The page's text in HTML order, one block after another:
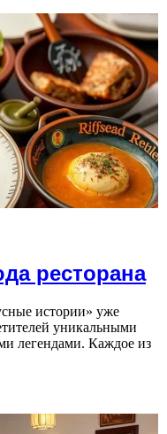
ресторана
истории» уже
уникальными
легендами. Каждое из